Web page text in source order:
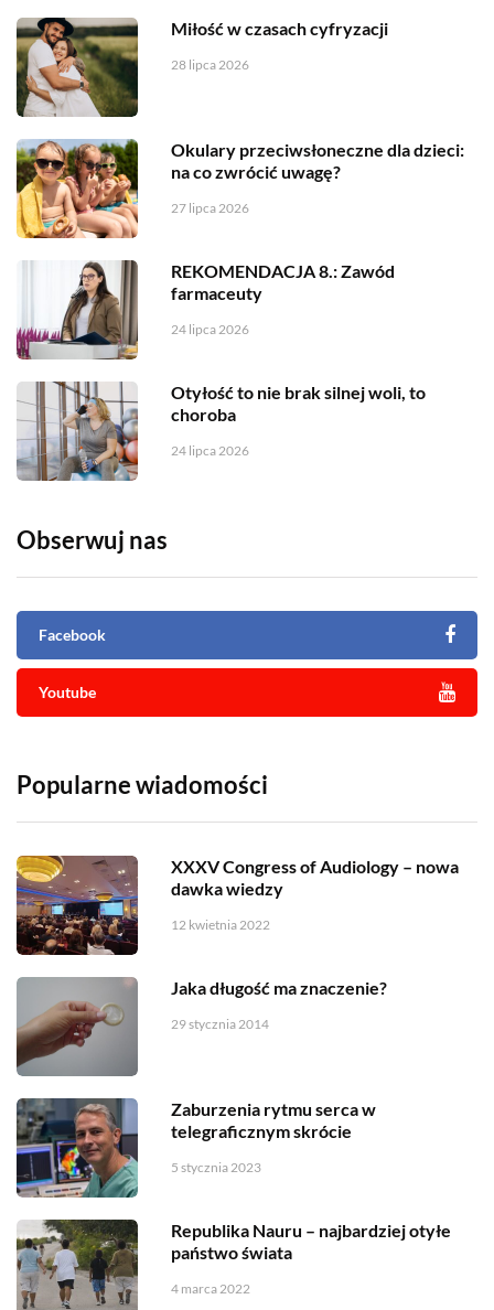
Miłość w czasach cyfryzacji
28 lipca 2026
Okulary przeciwsłoneczne dla dzieci:
na co zwrócić uwagę?
27 lipca 2026
REKOMENDACJA 8.: Zawód
farmaceuty
24 lipca 2026
Otyłość to nie brak silnej woli, to
choroba
24 lipca 2026
Obserwuj nas
Facebook
Youtube
Popularne wiadomości
XXXV Congress of Audiology – nowa
dawka wiedzy
12 kwietnia 2022
Jaka długość ma znaczenie?
29 stycznia 2014
Zaburzenia rytmu serca w
telegraficznym skrócie
5 stycznia 2023
Republika Nauru – najbardziej otyłe
państwo świata
4 marca 2022